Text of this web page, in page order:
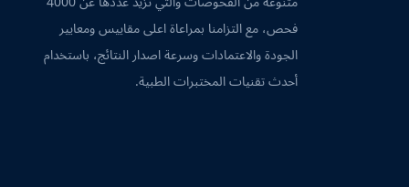
فحص، مع التزامنا بمراعاة اعلى مقاييس ومعايير
الجودة والاعتمادات وسرعة اصدار النتائج، باستخدام
أحدث تقنيات المختبرات الطبية.